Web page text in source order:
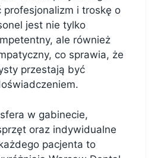
profesjonalizm i troskę o
jest nie tylko
ale również
co sprawia, że
przestają być
w gabinecie,
oraz indywidualne
pacjenta to